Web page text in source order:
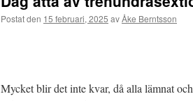
Postat den 15 februari, 2025 avÅke Berntsson
Mycket blir det inte kvar, då alla lämnat